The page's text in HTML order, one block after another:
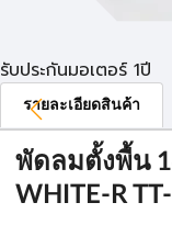
รับประกันมอเตอร์ 1ปี
รายละเอียดสินค้า
พัดลมตั้งพื้น
WHITE-R